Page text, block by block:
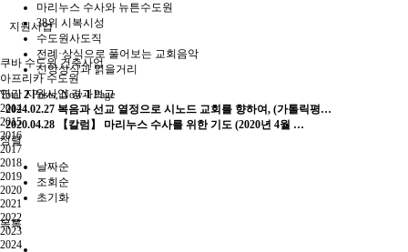
지원사업
쿠바 수도원 건축사업
아프리카 수도원
연간 지원사업 경과보고
2014
2015
2016
2017
2018
2019
2020
2021
2022
2023
2024
마리누스 수사와 뉴튼수도원
38위 시복시성
수도원사도직
전례·상식으로 풀어보는 교회음악
신앙상식과 읽을거리
Total2Posts, Now1Page
2024.02.27 복음과 선교 열정으로 시노드 교회를 향하여, (가톨릭평…
2020.04.28
【칼럼】 마리누스 수사를 위한 기도 (2020년 4월 …
정렬
날짜순
조회순
초기화
목록